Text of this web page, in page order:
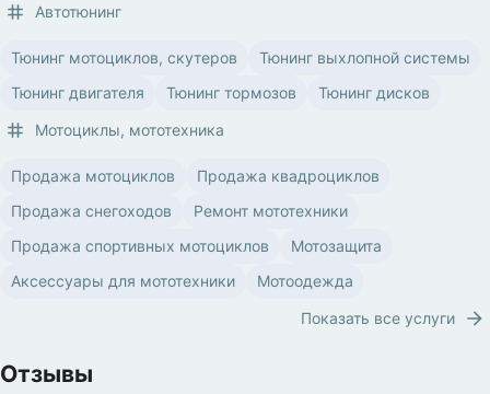
Автотюнинг
Тюнинг мотоциклов, скутеров
Тюнинг выхлопной системы
Тюнинг двигателя
Тюнинг тормозов
Тюнинг дисков
Мотоциклы, мототехника
Продажа мотоциклов
Продажа квадроциклов
Продажа снегоходов
Ремонт мототехники
Продажа спортивных мотоциклов
Мотозащита
Аксессуары для мототехники
Мотоодежда
Показать все услуги
Отзывы